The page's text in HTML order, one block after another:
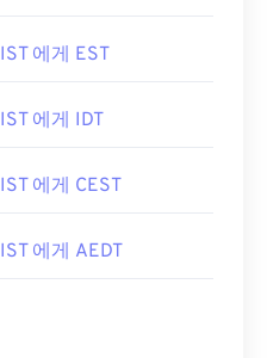
IST 에게 EST
IST 에게 IDT
IST 에게 CEST
IST 에게 AEDT